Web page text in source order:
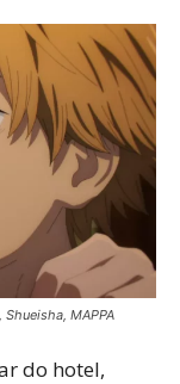
Shueisha, MAPPA
do hotel,